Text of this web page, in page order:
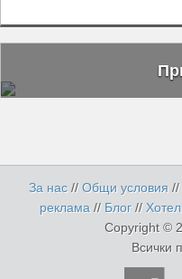
За нас //Общи условия //
реклама // Блог //
Copyright ©
Всички